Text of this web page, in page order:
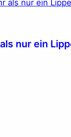
nur ein